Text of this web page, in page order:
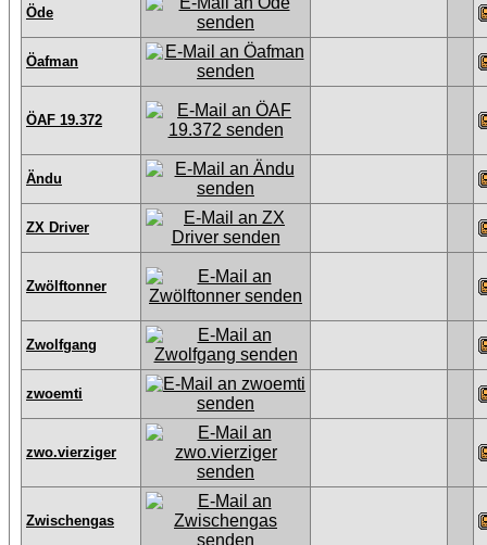
Öde
Öafman
ÖAF 19.372
Ändu
ZX Driver
Zwölftonner
Zwolfgang
zwoemti
zwo.vierziger
Zwischengas